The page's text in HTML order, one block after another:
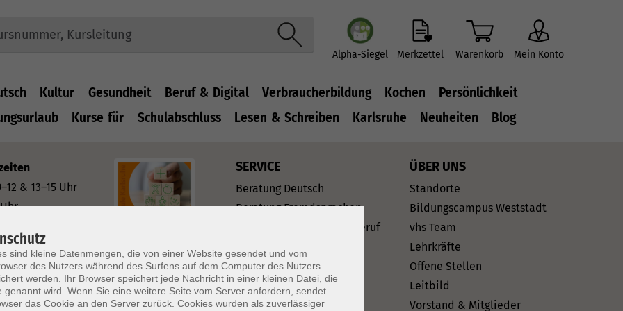
Alpha-Siegel Merkzettel Warenkorb Mein Konto
Kultur Gesundheit Beruf & Digital Verbraucherbildung Kochen
Persönlichkeit
Kurse für Schulabschluss Lesen & Schreiben Karlsruhe Neuheiten Blog
& 13–15 Uhr
Fr: 09–12 Uhr
13–16 Uhr
SERVICE
Beratung Deutsch
Beratung Fremdsprachen
Beratung zu Karriere & Beruf
Prüfungen & Zertifikate
Ermäßigungen
Geschenkgutschein
Kursheft, Flyer
ÜBER UNS
Standorte
Bildungscampus Weststadt
vhs Team
Lehrkräfte
Offene Stellen
Leitbild
Vorstand & Mitglieder
sind kleine Datenmengen, die von einer Website gesendet und vom
des Nutzers während des Surfens auf dem Computer des Nutzers
werden. Ihr Browser speichert jede Nachricht in einer kleinen Datei, die
genannt wird. Wenn Sie eine weitere Seite vom Server anfordern, sendet
das Cookie an den Server zurück. Cookies wurden als zuverlässiger